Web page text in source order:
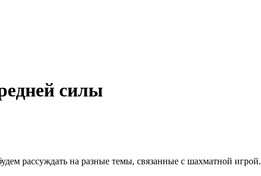
силы
рассуждать на разные темы, связанные с шахматной игрой.